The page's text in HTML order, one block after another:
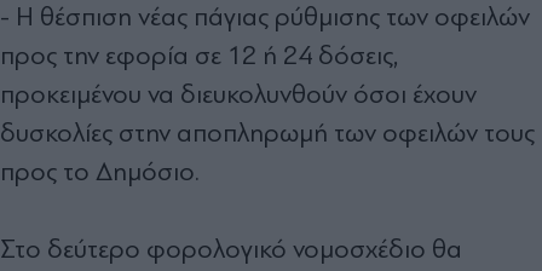
- Η θέσπιση νέας πάγιας ρύθμισης των οφειλών
προς την εφορία σε 12 ή 24 δόσεις,
προκειμένου να διευκολυνθούν όσοι έχουν
δυσκολίες στην αποπληρωμή των οφειλών τους
προς το Δημόσιο.
Στο δεύτερο φορολογικό νομοσχέδιο θα